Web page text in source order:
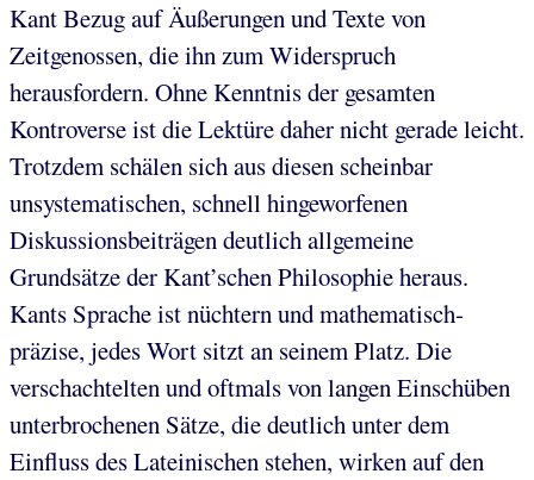
Kant Bezug auf Äußerungen und Texte von
Zeitgenossen, die ihn zum Widerspruch
herausfordern. Ohne Kenntnis der gesamten
Kontroverse ist die Lektüre daher nicht gerade leicht.
Trotzdem schälen sich aus diesen scheinbar
unsystematischen, schnell hingeworfenen
Diskussionsbeiträgen deutlich allgemeine
Grundsätze der Kant’schen Philosophie heraus.
Kants Sprache ist nüchtern und mathematisch-
präzise, jedes Wort sitzt an seinem Platz. Die
verschachtelten und oftmals von langen Einschüben
unterbrochenen Sätze, die deutlich unter dem
Einfluss des Lateinischen stehen, wirken auf den